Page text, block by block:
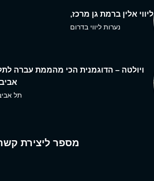
ליווי אלין ברמת גן מרכז,
נערות ליווי בדרום
ויולטה – הדוגמנית הכי מהממת עברה
תל
מספר ליצירת